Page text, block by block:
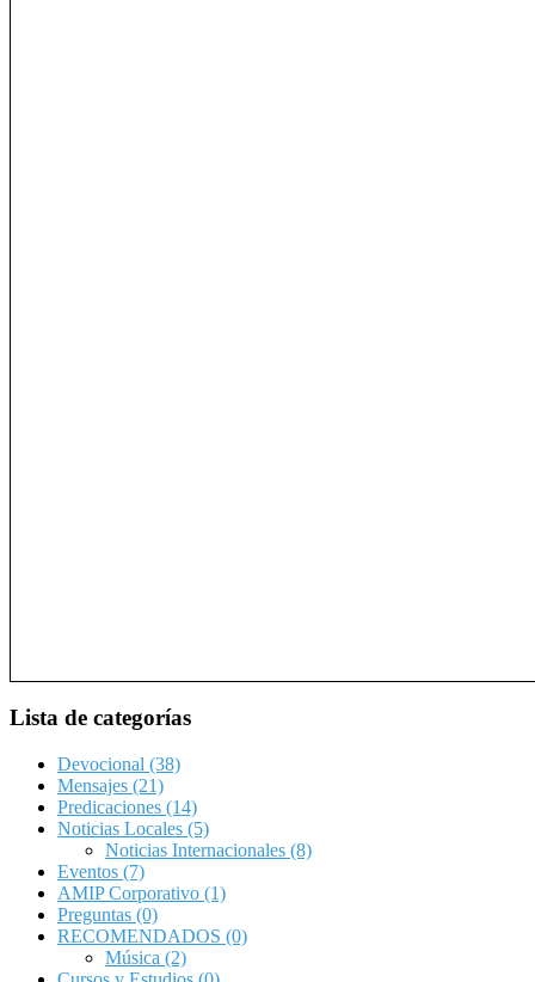
Lista de categorías
Devocional (38)
Mensajes (21)
Predicaciones (14)
Noticias Locales (5)
Noticias Internacionales (8)
Eventos (7)
AMIP Corporativo (1)
Preguntas (0)
RECOMENDADOS (0)
Música (2)